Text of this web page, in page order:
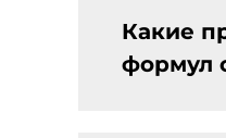
Какие
формул